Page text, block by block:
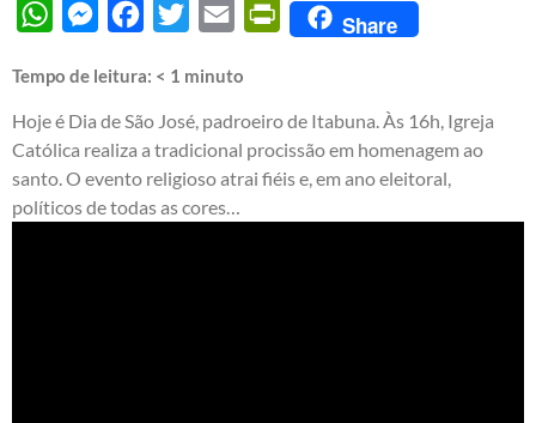
WhatsAppMessengerFacebook
Twitter Email PrintFriendly
Share
Tempo de leitura: < 1 minuto
Hoje é Dia de São José, padroeiro de Itabuna. Às 16h, Igreja
Católica realiza a tradicional procissão em homenagem ao
santo. O evento religioso atrai fiéis e, em ano eleitoral,
políticos de todas as cores…